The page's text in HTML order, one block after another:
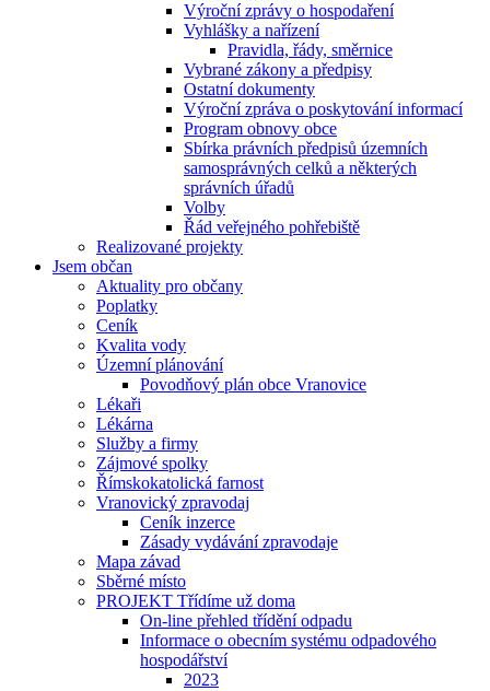
Výroční zprávy o hospodaření
Vyhlášky a nařízení
Pravidla, řády, směrnice
Vybrané zákony a předpisy
Ostatní dokumenty
Výroční zpráva o poskytování informací
Program obnovy obce
Sbírka právních předpisů územních
samosprávných celků a některých
správních úřadů
Volby
Řád veřejného pohřebiště
Realizované projekty
Jsem občan
Aktuality pro občany
Poplatky
Ceník
Kvalita vody
Územní plánování
Povodňový plán obce Vranovice
Lékaři
Lékárna
Služby a firmy
Zájmové spolky
Římskokatolická farnost
Vranovický zpravodaj
Ceník inzerce
Zásady vydávání zpravodaje
Mapa závad
Sběrné místo
PROJEKT Třídíme už doma
On-line přehled třídění odpadu
Informace o obecním systému odpadového
hospodářství
2023